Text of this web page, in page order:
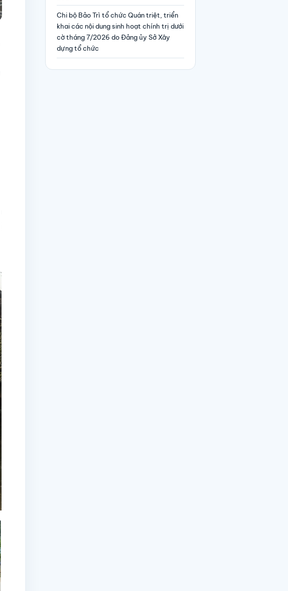
Chi bộ Bảo Trì tổ chức Quán triệt, triển
khai các nội dung sinh hoạt chính trị dưới
cờ tháng 7/2026 do Đảng ủy Sở Xây
dựng tổ chức